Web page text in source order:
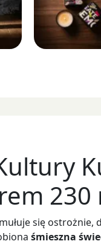
230
się ostrożnie,
śmieszna